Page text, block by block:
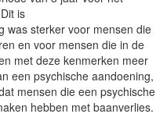
is
was sterker voor mensen die
en voor mensen die in de
met deze kenmerken meer
een psychische aandoening,
mensen die een psychische
hebben met baanverlies.